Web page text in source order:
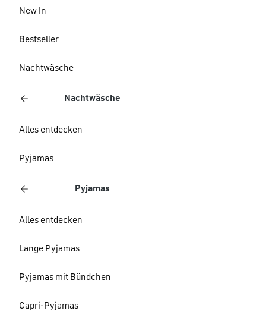
New In
Bestseller
Nachtwäsche
Nachtwäsche
Alles entdecken
Pyjamas
Pyjamas
Alles entdecken
Lange Pyjamas
Pyjamas mit Bündchen
Capri-Pyjamas